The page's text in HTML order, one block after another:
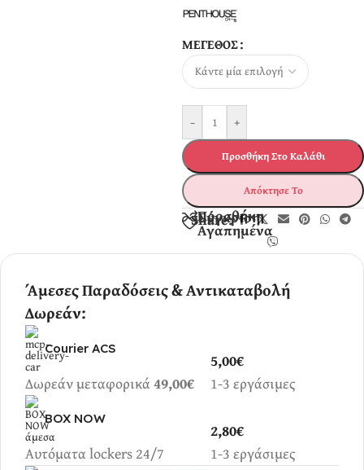
ΜΈΓΕΘΟΣ
- +
Προσθήκη Στο Καλάθι
Απόκτησε Το
Σύγκριση
Προσθήκη
Αγαπημένα
Share:
Άμεσες Παραδόσεις & Αντικαταβολή
Δωρεάν:
Courier ACS
Δωρεάν μεταφορικά49,00€ 1-3 εργάσιμες
5,00€
BOX NOW
Αυτόματα lockers 24/7 1-3 εργάσιμες
2,80€